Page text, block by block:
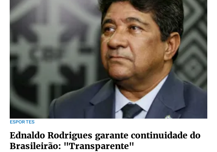
ESPORTES
Ednaldo Rodrigues garante continuidade do
Brasileirão: "Transparente"